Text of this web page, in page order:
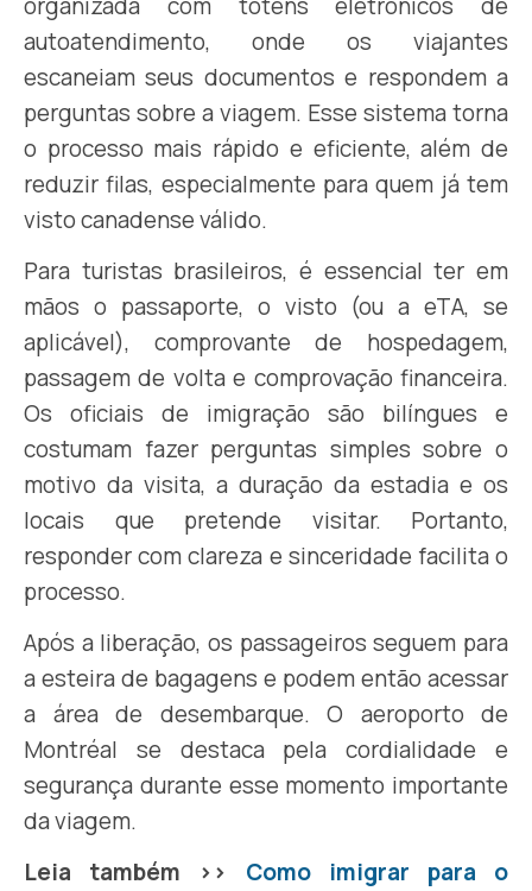
autoatendimento, onde os viajantes
escaneiam seus documentos e respondem a
perguntas sobre a viagem. Esse sistema torna
o processo mais rápido e eficiente, além de
reduzir filas, especialmente para quem já tem
visto canadense válido.
Para turistas brasileiros, é essencial ter em
mãos o passaporte, o visto (ou a eTA, se
aplicável), comprovante de hospedagem,
passagem de volta e comprovação financeira.
Os oficiais de imigração são bilíngues e
costumam fazer perguntas simples sobre o
motivo da visita, a duração da estadia e os
locais que pretende visitar. Portanto,
responder com clareza e sinceridade facilita o
processo.
Após a liberação, os passageiros seguem para
a esteira de bagagens e podem então acessar
a área de desembarque. O aeroporto de
Montréal se destaca pela cordialidade e
segurança durante esse momento importante
da viagem.
Leia também >> Como imigrar para o